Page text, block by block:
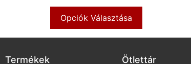
Opciók Választása
Termékek Ötlettár